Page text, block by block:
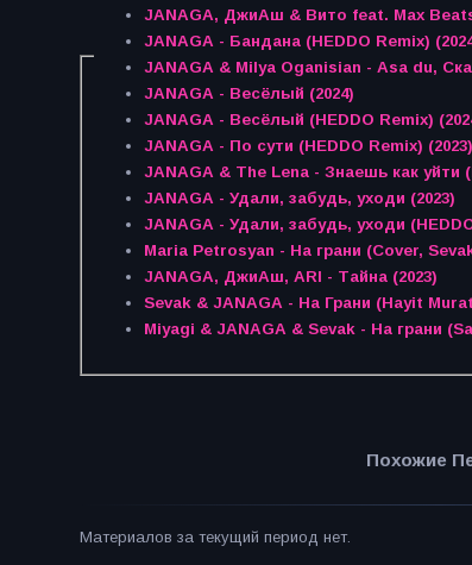
JANAGA, ДжиАш & Вито feat. Max
JANAGA - Бандана (HEDDO Remix)
JANAGA & Milya Oganisian - Asa du,
JANAGA - Весёлый (2024)
JANAGA - Весёлый (HEDDO Remix)
JANAGA - По сути (HEDDO Remix) (2023)
JANAGA & The Lena - Знаешь как уйти
JANAGA - Удали, забудь, уходи (2023)
JANAGA - Удали, забудь, уходи
Maria Petrosyan - На грани (Cover,
JANAGA, ДжиАш, ARI - Тайна (2023)
Sevak & JANAGA - На Грани (Hayit
Miyagi & JANAGA & Sevak - На грани
Похожие
Материалов за текущий период нет.